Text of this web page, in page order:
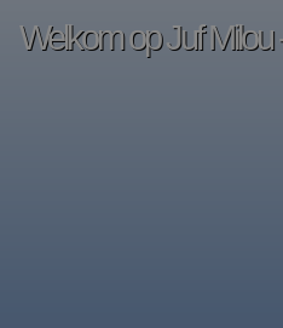
Welkom op Juf Milou